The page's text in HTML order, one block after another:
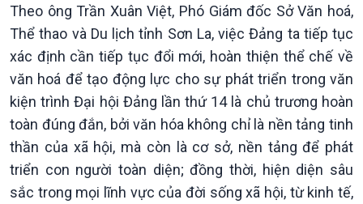
Xã hội
Tin Đời sống & Xã hội
360 độ Sức khỏe
Chuyển đổi Xanh
Khoa học & Công nghệ
Tin Khoa học & Công nghệ
Kết nối công nghệ
Sống chung với biến đổi
Theo ông Trần Xuân Việt, Phó Giám đốc Sở Văn hoá,
Thể thao và Du lịch tỉnh Sơn La, việc Đảng ta tiếp tục
xác định cần tiếp tục đổi mới, hoàn thiện thể chế về
văn hoá để tạo động lực cho sự phát triển trong văn
kiện trình Đại hội Đảng lần thứ 14 là chủ trương hoàn
toàn đúng đắn, bởi văn hóa không chỉ là nền tảng tinh
thần của xã hội, mà còn là cơ sở, nền tảng để phát
triển con người toàn diện; đồng thời, hiện diện sâu
sắc trong mọi lĩnh vực của đời sống xã hội, từ kinh tế,